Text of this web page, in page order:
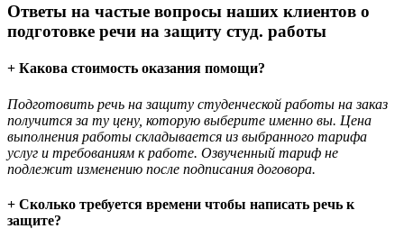
Ответы на частые вопросы наших клиентов о
подготовке речи на защиту студ. работы
+ Какова стоимость оказания помощи?
Подготовить речь на защиту студенческой работы на заказ
получится за ту цену, которую выберите именно вы. Цена
выполнения работы складывается из выбранного тарифа
услуг и требованиям к работе. Озвученный тариф не
подлежит изменению после подписания договора.
+ Сколько требуется времени чтобы написать речь к
защите?